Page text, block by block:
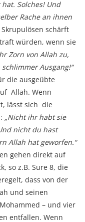
Solches! Und
Rache an ihnen
schärft
würden, wenn sie
Zorn von Allah zu,
Ausgang!“
die ausgeübte
Allah. Wenn
lässt sich die
„Nicht ihr habt sie
nicht du hast
Allah hat geworfen.“
gehen direkt auf
so z.B. Sure 8, die
dass von der
und seinen
– und vier
entfallen. Wenn